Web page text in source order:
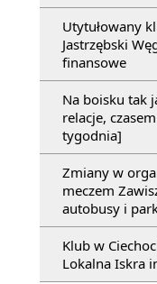
Utytułowany
Jastrzębski
finansowe
Na boisku tak
relacje,
tygodnia]
Zmiany w
meczem
autobusy i
Klub w
Lokalna Iskra